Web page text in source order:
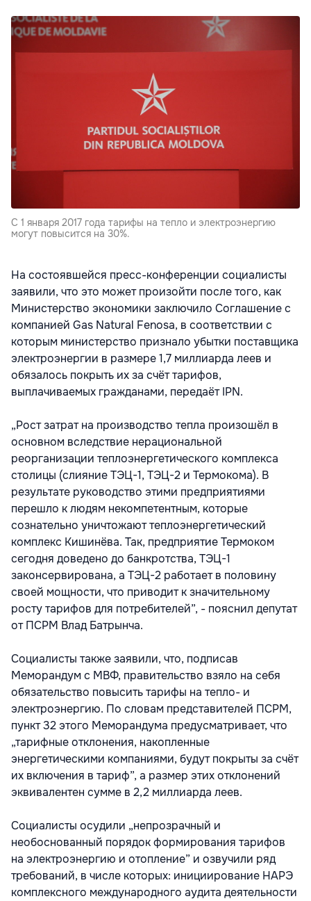
С 1 января 2017 года тарифы на тепло и электроэнергию
могут повысится на 30%.
На состоявшейся пресс-конференции социалисты
заявили, что это может произойти после того, как
Министерство экономики заключило Соглашение с
компанией Gas Natural Fenosa, в соответствии с
которым министерство признало убытки поставщика
электроэнергии в размере 1,7 миллиарда леев и
обязалось покрыть их за счёт тарифов,
выплачиваемых гражданами, передаёт IPN.
„Рост затрат на производство тепла произошёл в
основном вследствие нерациональной
реорганизации теплоэнергетического комплекса
столицы (слияние ТЭЦ-1, ТЭЦ-2 и Термокома). В
результате руководство этими предприятиями
перешло к людям некомпетентным, которые
сознательно уничтожают теплоэнергетический
комплекс Кишинёва. Так, предприятие Термоком
сегодня доведено до банкротства, ТЭЦ-1
законсервирована, а ТЭЦ-2 работает в половину
своей мощности, что приводит к значительному
росту тарифов для потребителей”, - пояснил депутат
от ПСРМ Влад Батрынча.
Социалисты также заявили, что, подписав
Меморандум с МВФ, правительство взяло на себя
обязательство повысить тарифы на тепло- и
электроэнергию. По словам представителей ПСРМ,
пункт 32 этого Меморандума предусматривает, что
„тарифные отклонения, накопленные
энергетическими компаниями, будут покрыты за счёт
их включения в тариф”, а размер этих отклонений
эквивалентен сумме в 2,2 миллиарда леев.
Социалисты осудили „непрозрачный и
необоснованный порядок формирования тарифов
на электроэнергию и отопление” и озвучили ряд
требований, в числе которых: инициирование НАРЭ
комплексного международного аудита деятельности